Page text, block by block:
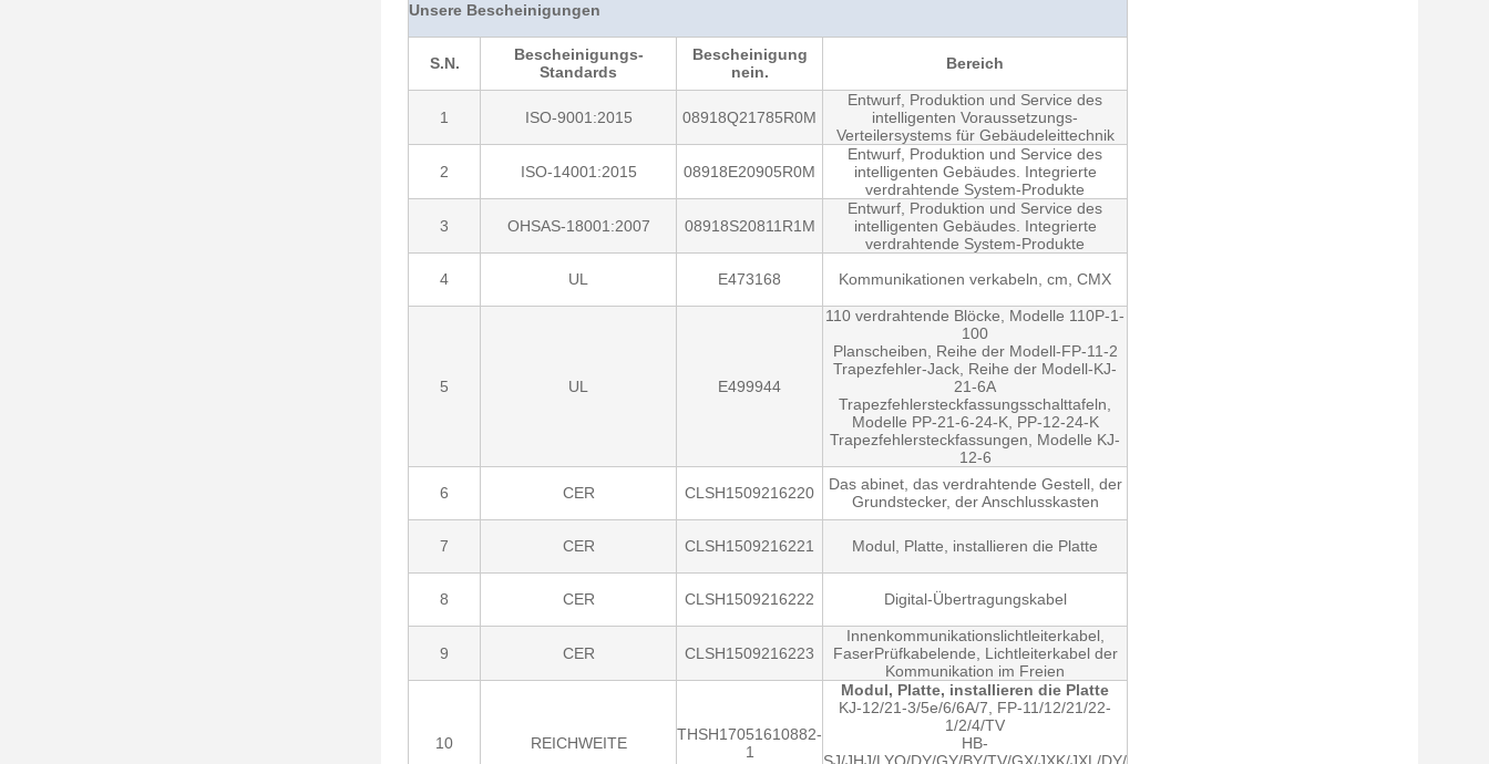
Unsere Bescheinigungen
S.N.
Bescheinigungs-
Standards
Bescheinigung
nein.
Bereich
1 ISO-9001:2015 08918Q21785R0M
Entwurf, Produktion und Service des
intelligenten Voraussetzungs-
Verteilersystems für Gebäudeleittechnik
2 ISO-14001:2015 08918E20905R0M
Entwurf, Produktion und Service des
intelligenten Gebäudes. Integrierte
verdrahtende System-Produkte
3 OHSAS-18001:2007 08918S20811R1M
Entwurf, Produktion und Service des
intelligenten Gebäudes. Integrierte
verdrahtende System-Produkte
4
UL E473168 Kommunikationen verkabeln, cm, CMX
5 UL E499944
110 verdrahtende Blöcke, Modelle 110P-1-
100
Planscheiben, Reihe der Modell-FP-11-2
Trapezfehler-Jack, Reihe der Modell-KJ-
21-6A
Trapezfehlersteckfassungsschalttafeln,
Modelle PP-21-6-24-K, PP-12-24-K
Trapezfehlersteckfassungen, Modelle KJ-
12-6
6
CER CLSH1509216220
Das abinet, das verdrahtende Gestell, der
Grundstecker, der Anschlusskasten
7 CER CLSH1509216221 Modul, Platte, installieren die Platte
8 CER CLSH1509216222 Digital-Übertragungskabel
9 CER CLSH1509216223
Innenkommunikationslichtleiterkabel,
FaserPrüfkabelende, Lichtleiterkabel der
Kommunikation im Freien
10 REICHWEITE
THSH17051610882-
1
Modul, Platte, installieren die Platte
KJ-12/21-3/5e/6/6A/7, FP-11/12/21/22-
1/2/4/TV
HB-